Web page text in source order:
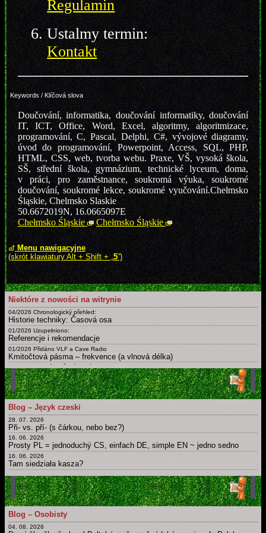
Regulamin
Ustalmy termin:
Kontakt
Keywords / Klíčová slova
Doučování, informatika, doučování informatiky, doučování
IT, ICT, Office, Word, Excel, algoritmy, algoritmizace,
programování, C, Pascal, Delphi, C#, vývojové diagramy,
úvod do programování, Powerpoint, Access, SQL, PHP,
HTML, CSS, web, tvorba webu. Praxe, VŠ, vysoká škola,
SŠ, střední škola, gymnázium, technické lyceum, doma,
v práci, pro zaměstnance, soukromá výuka, soukromé
doučování, soukromé lekce, soukromé vyučování.Chełmsko
Śląskie, Chelmsko Slaskie
50.6672019N, 16.0665097E
Chełmsko Śląskie
Chełmsko Śląskie
Menu nawigacyjne
(skrót klawiatury Alt + Shift + „ 5”)
Niektóre z nowości na witrynie
04/2026 Chronologický přehled:
Historie techniky: Časová osa
01/2026 Uzupełniono:
Referencje i rekomendacje
01/2026 Přidáno VLF a Cave Radio
Kmitočtová pásma – frekvence (a vlnová délka)
09/2025 Doplněny různé nové
Certifikáty a osvědčení
02/2025
Slovník: zájmena, příslovce, spojky, ... Krátká, drobná, základní slova česky, polsky a v dalších jazycích
01/2025 Uzupełnieno: Ostatnia Wieczerza
Dny, měsíce, roční období, části dne a další časové slovníky
Archiv novinek
Starší novinky
Blog – Język czeski
28. 07. 2026
Při- vs. pří- (s čárkou, nebo bez?)
16. 06. 2026
Prosty PL = jednoduchý CS, einfach DE, simple EN ~ jedno sedno
16. 06. 2026
Tam siedziała kasza?
Obchod
12. 05. 2026
Bit, byt, bít, být, byť; nabít, dobít, nabýt, dobýt; nebýt
11. 05. 2026
Psát × píšu; číst × čtu: Migrujące "í".
Główna strona blogu
Blog – Osobisty
04. 08. 2026